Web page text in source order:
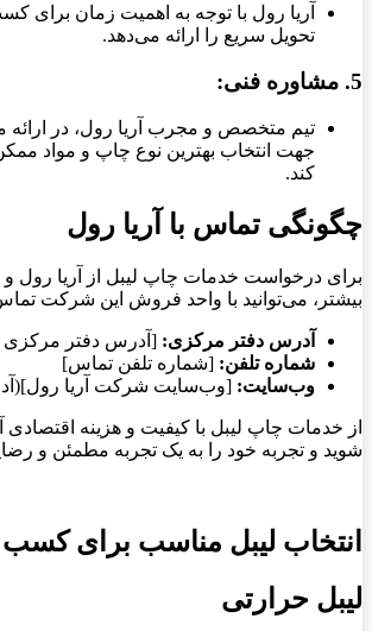
آریا رول با توجه به اهمیت زمان برای
تحویل سریع را ارائه می‌دهد.
5. مشاوره فنی:
تیم متخصص و مجرب آریا رول، در ارائه
جهت انتخاب بهترین نوع چاپ و مواد
کند.
چگونگی تماس با آریا رول
برای درخواست خدمات چاپ لیبل از آریا رول
بیشتر، می‌توانید با واحد فروش این شرکت
آدرس دفتر مرکزی: [آدرس دفتر مرکزی
شماره تلفن: [شماره تلفن تماس]
وب‌سایت: [وب‌سایت شرکت آریا
از خدمات چاپ لیبل با کیفیت و هزینه اقتصادی
شوید و تجربه خود را به یک تجربه مطمئن و
انتخاب لیبل مناسب برای کسب
لیبل حرارتی